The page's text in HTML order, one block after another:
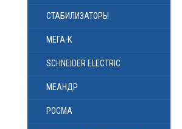
СТАБИЛИЗАТОРЫ
МЕГА-К
SCHNEIDER ELECTRIC
МЕАНДР
РОСМА